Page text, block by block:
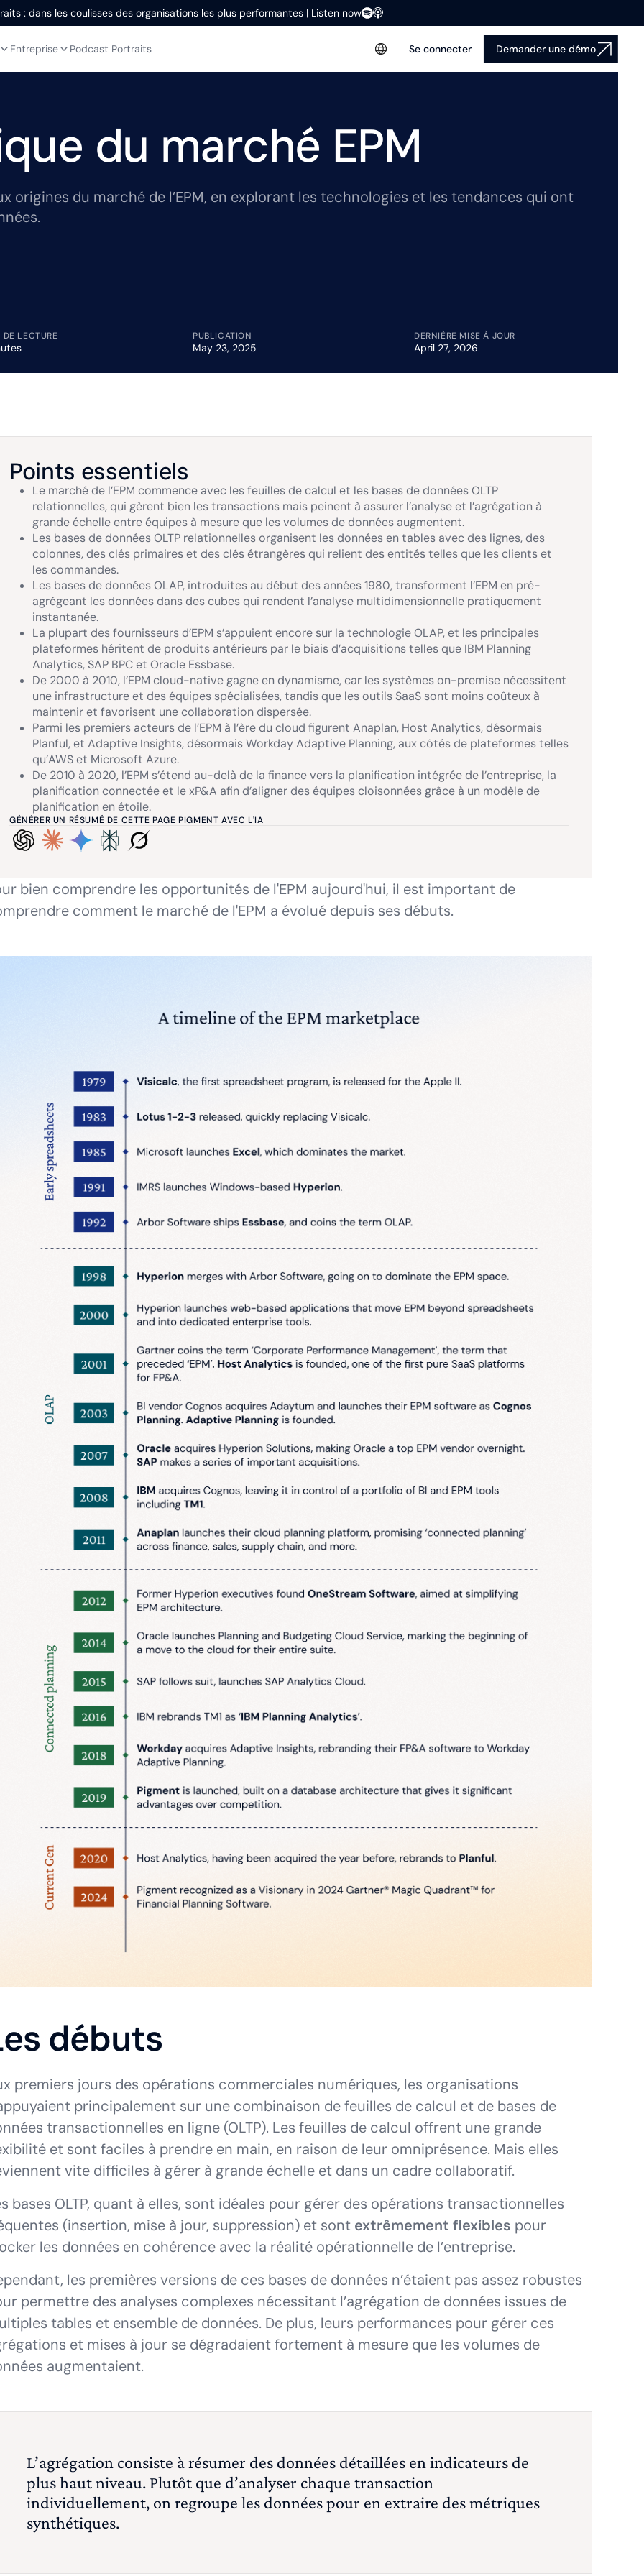
: dans les coulisses des organisations les plus performantes | Listen now
Entreprise Podcast Portraits Se connecter Demander une démo
du marché EPM
origines du marché de l’EPM, en explorant les technologies et les tendances qui ont
DE LECTURE PUBLICATION
May 23, 2025
DERNIÈRE MISE À JOUR
April 27, 2026
Points essentiels
Le marché de l’EPM commence avec les feuilles de calcul et les bases de données OLTP
relationnelles, qui gèrent bien les transactions mais peinent à assurer l’analyse et l’agrégation à
grande échelle entre équipes à mesure que les volumes de données augmentent.
Les bases de données OLTP relationnelles organisent les données en tables avec des lignes, des
colonnes, des clés primaires et des clés étrangères qui relient des entités telles que les clients et
les commandes.
Les bases de données OLAP, introduites au début des années 1980, transforment l’EPM en pré-
agrégeant les données dans des cubes qui rendent l’analyse multidimensionnelle pratiquement
instantanée.
La plupart des fournisseurs d’EPM s’appuient encore sur la technologie OLAP, et les principales
plateformes héritent de produits antérieurs par le biais d’acquisitions telles que IBM Planning
Analytics, SAP BPC et Oracle Essbase.
De 2000 à 2010, l’EPM cloud-native gagne en dynamisme, car les systèmes on-premise nécessitent
une infrastructure et des équipes spécialisées, tandis que les outils SaaS sont moins coûteux à
maintenir et favorisent une collaboration dispersée.
Parmi les premiers acteurs de l’EPM à l’ère du cloud figurent Anaplan, Host Analytics, désormais
Planful, et Adaptive Insights, désormais Workday Adaptive Planning, aux côtés de plateformes telles
qu’AWS et Microsoft Azure.
De 2010 à 2020, l’EPM s’étend au-delà de la finance vers la planification intégrée de l’entreprise, la
planification connectée et le xP&A afin d’aligner des équipes cloisonnées grâce à un modèle de
planification en étoile.
GÉNÉRER UN RÉSUMÉ DE CETTE PAGE PIGMENT AVEC L'IA
bien comprendre les opportunités de l'EPM aujourd'hui, il est important de
comment le marché de l'EPM a évolué depuis ses débuts.
débuts
premiers jours des opérations commerciales numériques, les organisations
principalement sur une combinaison de feuilles de calcul et de bases de
transactionnelles en ligne (OLTP). Les feuilles de calcul offrent une grande
et sont faciles à prendre en main, en raison de leur omniprésence. Mais elles
vite difficiles à gérer à grande échelle et dans un cadre collaboratif.
bases OLTP, quant à elles, sont idéales pour gérer des opérations transactionnelles
(insertion, mise à jour, suppression) et sont extrêmement flexibles pour
les données en cohérence avec la réalité opérationnelle de l’entreprise.
les premières versions de ces bases de données n’étaient pas assez robustes
permettre des analyses complexes nécessitant l’agrégation de données issues de
tables et ensemble de données. De plus, leurs performances pour gérer ces
et mises à jour se dégradaient fortement à mesure que les volumes de
augmentaient.
L’agrégation consiste à résumer des données détaillées en indicateurs de
plus haut niveau. Plutôt que d’analyser chaque transaction
individuellement, on regroupe les données pour en extraire des métriques
synthétiques.